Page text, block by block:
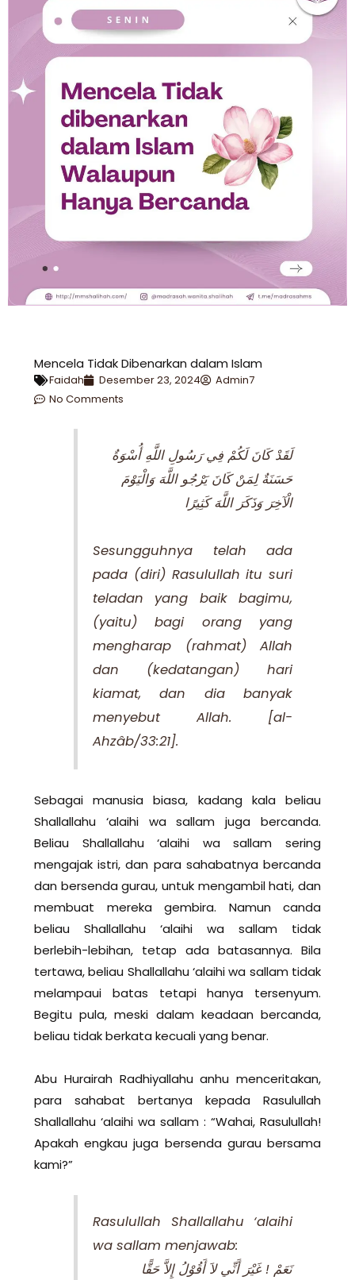
Mencela Tidak Dibenarkan dalam Islam
Faidah Desember 23, 2024
Admin7
No Comments
لَقَدْ كَانَ لَكُمْ فِي رَسُولِ اللَّهِ أُسْوَةٌ
حَسَنَةٌ لِمَنْ كَانَ يَرْجُو اللَّهَ وَالْيَوْمَ
الْآخِرَ وَذَكَرَ اللَّهَ كَثِيرًا
Sesungguhnya telah ada
pada (diri) Rasulullah itu suri
teladan yang baik bagimu,
(yaitu) bagi orang yang
mengharap (rahmat) Allah
dan (kedatangan) hari
kiamat, dan dia banyak
menyebut Allah. [al-
Ahzâb/33:21].
Sebagai manusia biasa, kadang kala beliau
Shallallahu ‘alaihi wa sallam juga bercanda.
Beliau Shallallahu ‘alaihi wa sallam sering
mengajak istri, dan para sahabatnya bercanda
dan bersenda gurau, untuk mengambil hati, dan
membuat mereka gembira. Namun canda
beliau Shallallahu ‘alaihi wa sallam tidak
berlebih-lebihan, tetap ada batasannya. Bila
tertawa, beliau Shallallahu ‘alaihi wa sallam tidak
melampaui batas tetapi hanya tersenyum.
Begitu pula, meski dalam keadaan bercanda,
beliau tidak berkata kecuali yang benar.
Abu Hurairah Radhiyallahu anhu menceritakan,
para sahabat bertanya kepada Rasulullah
Shallallahu ‘alaihi wa sallam : “Wahai, Rasulullah!
Apakah engkau juga bersenda gurau bersama
kami?”
Rasulullah Shallallahu ‘alaihi
wa sallam menjawab:
نَعَمْ ! غَيْرَ أَنِّي لاَ أَقُوْلُ إِلاَّ حَقًّا